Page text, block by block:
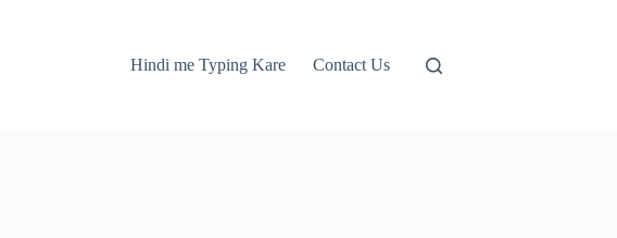
Hindi me Typing Kare Contact Us